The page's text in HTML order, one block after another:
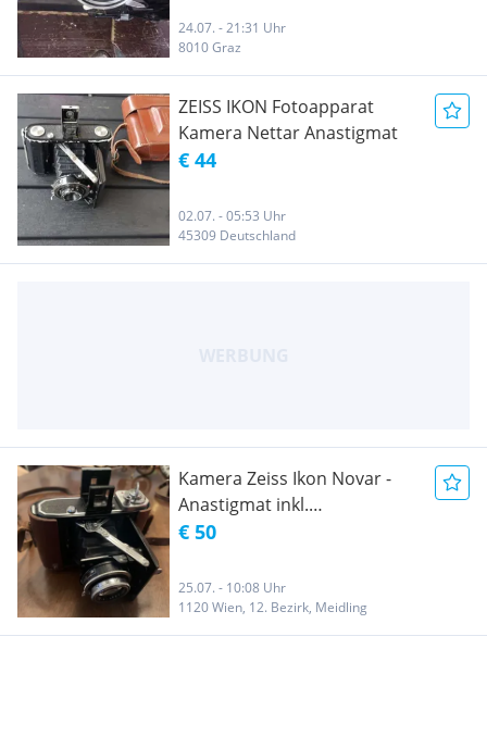
24.07. - 21:31 Uhr
8010 Graz
ZEISS IKON Fotoapparat
Kamera Nettar Anastigmat
€ 44
02.07. - 05:53 Uhr
45309 Deutschland
Kamera Zeiss Ikon Novar -
Anastigmat inkl.
Originaltasche kein Versand
€ 50
25.07. - 10:08 Uhr
1120 Wien, 12. Bezirk, Meidling